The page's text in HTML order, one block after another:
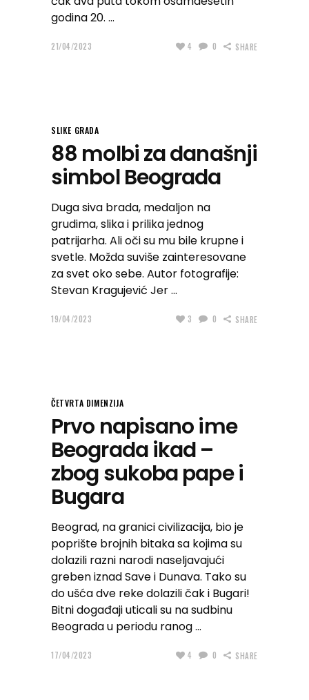
godina 20.
21/04/2023 4 0 SHARE
SLIKE GRADA
88 molbi za današnji
simbol Beograda
Duga siva brada, medaljon na
grudima, slika i prilika jednog
patrijarha. Ali oči su mu bile krupne i
svetle. Možda suviše zainteresovane
za svet oko sebe. Autor fotografije:
Stevan Kragujević Jer
19/04/2023 3 0 SHARE
ČETVRTA DIMENZIJA
Prvo napisano ime
Beograda ikad –
zbog sukoba pape i
Bugara
Beograd, na granici civilizacija, bio je
poprište brojnih bitaka sa kojima su
dolazili razni narodi naseljavajući
greben iznad Save i Dunava. Tako su
do ušća dve reke dolazili čak i Bugari!
Bitni događaji uticali su na sudbinu
Beograda u periodu ranog
17/04/2023 4 0 SHARE